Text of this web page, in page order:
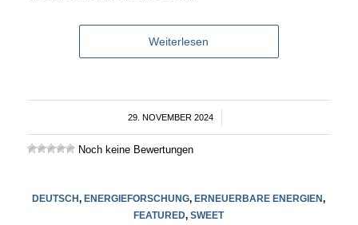
Weiterlesen
29. NOVEMBER 2024
/
Noch keine Bewertungen
DEUTSCH, ENERGIEFORSCHUNG, ERNEUERBARE ENERGIEN,
FEATURED,SWEET